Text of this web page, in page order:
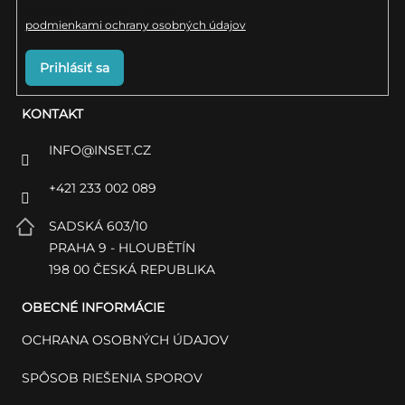
KONTAKT
INFO@INSET.CZ
+421 233 002 089
SADSKÁ 603/10
PRAHA 9 - HLOUBĚTÍN
198 00 ČESKÁ REPUBLIKA
OBECNÉ INFORMÁCIE
OCHRANA OSOBNÝCH ÚDAJOV
SPÔSOB RIEŠENIA SPOROV
podmienkami ochrany osobných údajov
Prihlásiť sa